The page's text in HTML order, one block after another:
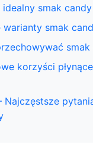
smak
warianty smak
smak
korzyści
Najczęstsze